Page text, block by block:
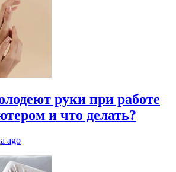
руки при работе
и что делать?
ago